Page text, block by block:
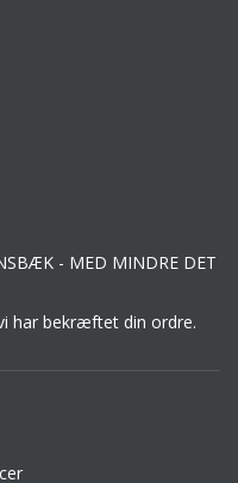
- MED MINDRE DET
har bekræftet din ordre.